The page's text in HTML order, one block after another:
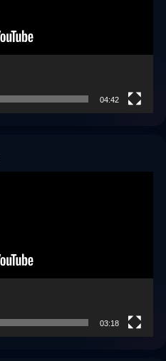
04:42
03:18